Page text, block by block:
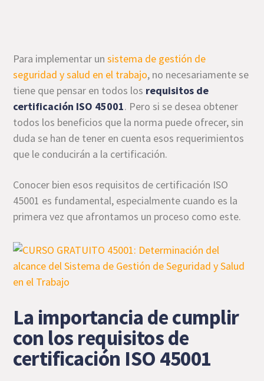
Para implementar unsistema de gestión de
seguridad y salud en el trabajo, no necesariamente se
tiene que pensar en todos los requisitos de
certificación ISO 45001. Pero si se desea obtener
todos los beneficios que la norma puede ofrecer, sin
duda se han de tener en cuenta esos requerimientos
que le conducirán a la certificación.
Conocer bien esos requisitos de certificación ISO
45001 es fundamental, especialmente cuando es la
primera vez que afrontamos un proceso como este.
La importancia de cumplir
con los requisitos de
certificación ISO 45001